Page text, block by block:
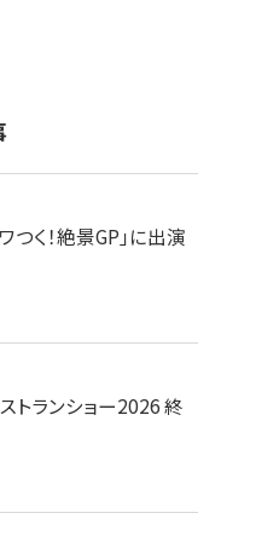
つく！絶景GP」に出演
トランショー2026 終